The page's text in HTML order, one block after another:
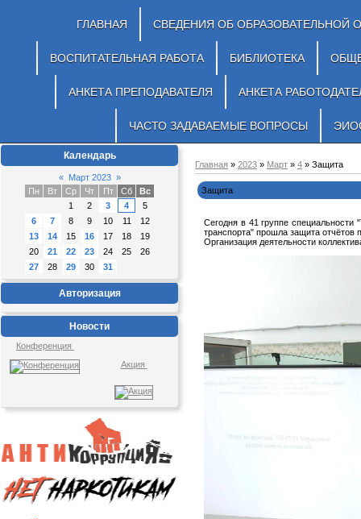
ГЛАВНАЯ СВЕДЕНИЯ ОБ ОБРАЗОВАТЕЛЬНОЙ
ВОСПИТАТЕЛЬНАЯ РАБОТА БИБЛИОТЕКА
АНКЕТА ПРЕПОДАВАТЕЛЯ АНКЕТА
ЧАСТО ЗАДАВАЕМЫЕ ВОПРОСЫ
Календарь
« Март 2023 »
Пн
Вт Ср Чт Пт Сб
Вс
1
2 3 4
5
6
7 8 9 10 11
12
13
14 15 16 17 18
19
20
21 22 23 24 25
26
27
28 29 30 31
Авторизация
Новости
Конференция
Акция
Главная » 2023 » Март » 4 » Защита
Защита
Сегодня в 41 группе специальности
транспорта" прошла защита
Организация деятельности